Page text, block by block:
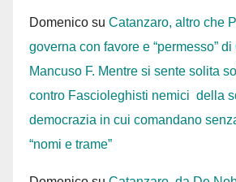
Domenico su Catanzaro, altro che
governa con favore e “permesso”
Mancuso F. Mentre si sente solita
contro Fascioleghisti nemici della
democrazia in cui comandano
“nomi e trame”